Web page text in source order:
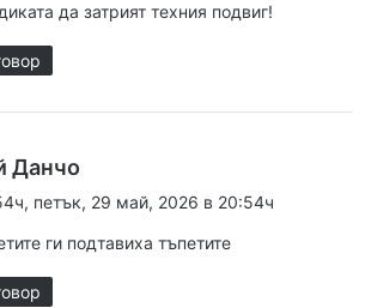
да затрият техния подвиг!
Данчо
а
петък, 29 май, 2026 в 20:54ч
ги подтавиха тъпетите